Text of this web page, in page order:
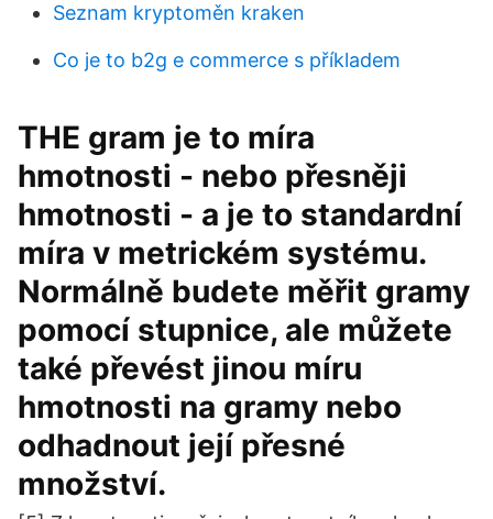
Seznam kryptoměn kraken
Co je to b2g e commerce s příkladem
THE gram je to míra
hmotnosti - nebo přesněji
hmotnosti - a je to standardní
míra v metrickém systému.
Normálně budete měřit gramy
pomocí stupnice, ale můžete
také převést jinou míru
hmotnosti na gramy nebo
odhadnout její přesné
množství.